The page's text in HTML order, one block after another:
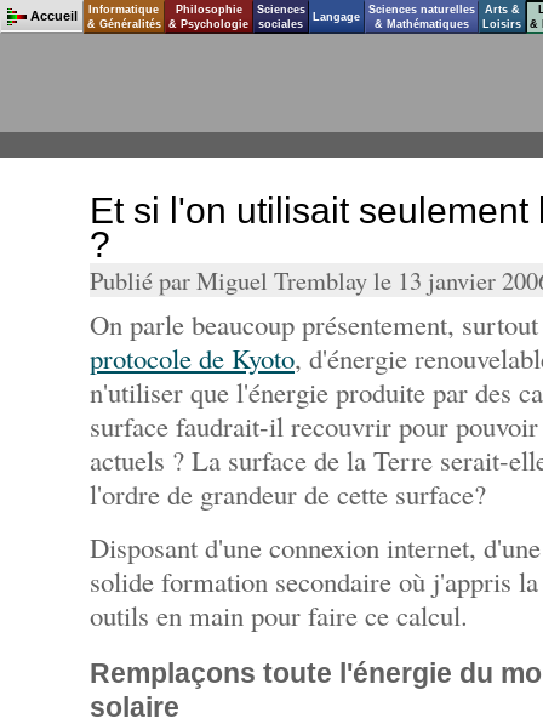
Et si l'on utilisait
?
Publié par Miguel Tremblay le 13 janvier
On parle beaucoup présentement,
protocole de Kyoto, d'énergie
n'utiliser que l'énergie produite par des
surface faudrait-il recouvrir pour pouvoir
actuels ? La surface de la Terre serait-
l'ordre de grandeur de cette surface?
Disposant d'une connexion internet,
solide formation secondaire où j'appris
outils en main pour faire ce calcul.
Remplaçons toute l'énergie du
solaire
Accueil
Informatique
& Généralités
Philosophie
& Psychologie
Sciences
sociales
Langage
Sciences naturelles
& Mathématiques
Arts &
Loisirs
&